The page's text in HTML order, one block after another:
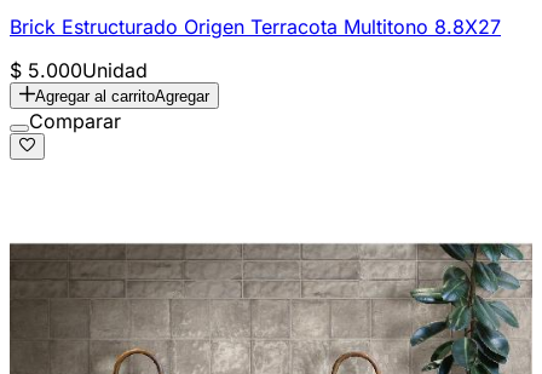
Brick Estructurado Origen Terracota Multitono 8.8X27
$ 5.000Unidad
Agregar al carritoAgregar
Comparar